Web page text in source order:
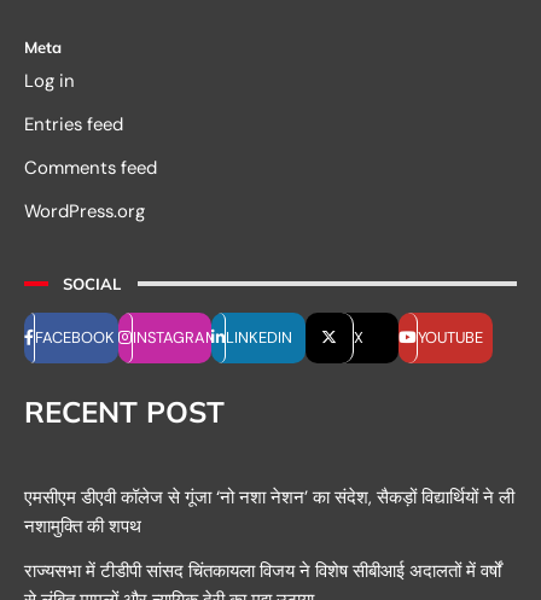
Meta
Log in
Entries feed
Comments feed
WordPress.org
SOCIAL
FACEBOOK INSTAGRAM LINKEDIN X YOUTUBE
RECENT POST
एमसीएम डीएवी कॉलेज से गूंजा ‘नो नशा नेशन’ का संदेश, सैकड़ों विद्यार्थियों ने ली
नशामुक्ति की शपथ
राज्यसभा में टीडीपी सांसद चिंतकायला विजय ने विशेष सीबीआई अदालतों में वर्षों